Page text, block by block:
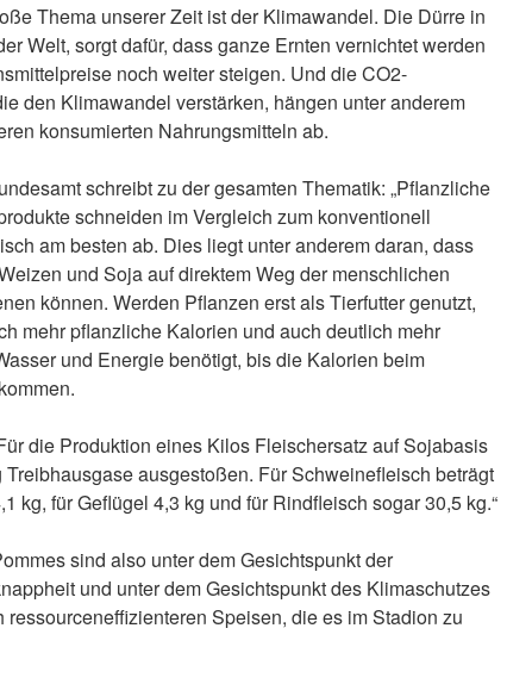
Thema unserer Zeit ist der Klimawandel. Die Dürre in
Welt, sorgt dafür, dass ganze Ernten vernichtet werden
noch weiter steigen. Und die CO2-
den Klimawandel verstärken, hängen unter anderem
konsumierten Nahrungsmitteln ab.
schreibt zu der gesamten Thematik: „Pflanzliche
schneiden im Vergleich zum konventionell
am besten ab. Dies liegt unter anderem daran, dass
und Soja auf direktem Weg der menschlichen
können. Werden Pflanzen erst als Tierfutter genutzt,
mehr pflanzliche Kalorien und auch deutlich mehr
und Energie benötigt, bis die Kalorien beim
die Produktion eines Kilos Fleischersatz auf Sojabasis
Treibhausgase ausgestoßen. Für Schweinefleisch beträgt
kg, für Geflügel 4,3 kg und für Rindfleisch sogar 30,5 kg.“
sind also unter dem Gesichtspunkt der
und unter dem Gesichtspunkt des Klimaschutzes
ressourceneffizienteren Speisen, die es im Stadion zu